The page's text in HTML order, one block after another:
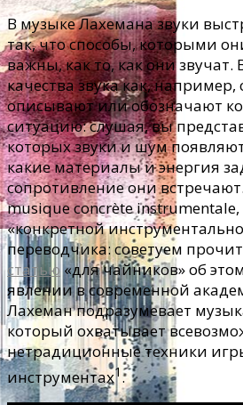
В музыке Лахемана звуки
так, что способы, которыми
важны, как то, как они звучат.
качества звука как,
описывают или обозначают
ситуацию: слушая, вы
которых звуки и шум
какие материалы и энергия
сопротивление они
musique concrète instrumentale,
«конкретной
переводчика: советуем
статью «для чайников» об
явлении в современной
Лахеман подразумевает
который охватывает
нетрадиционные техники
инструментах1 .